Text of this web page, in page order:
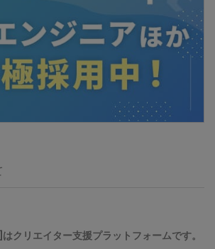
クリエイター支援プラットフォームです。